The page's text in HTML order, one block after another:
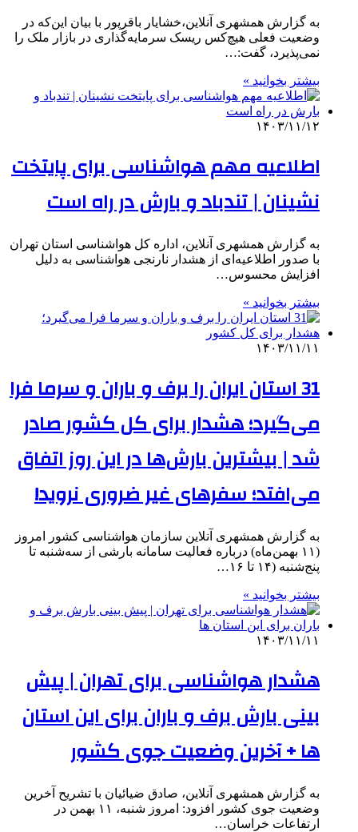
به گزارش همشهری آنلاین،خشایار باقرپور با بیان این‌که در
وضعیت فعلی هیچ‌کس ریسک سرمایه‌گذاری در بازار ملک را
نمی‌پذیرد، گفت:…
بیشتر بخوانید »
۱۴۰۳/۱۱/۱۲
اطلاعیه‌ مهم هواشناسی برای پایتخت
نشینان | تندباد و بارش در راه است
به گزارش همشهری آنلاین، اداره کل هواشناسی استان تهران
با صدور اطلاعیه‌ای از هشدار نارنجی هواشناسی به دلیل
افزایش محسوس…
بیشتر بخوانید »
۱۴۰۳/۱۱/۱۱
31 استان ایران را برف و باران و سرما فرا
می‌گیرد؛ هشدار برای کل کشور صادر
شد | بیشترین بارش‌ها در این روز اتفاق
می‌افتد؛ سفرهای غیر ضروری نروید!
به گزارش همشهری آنلاین سازمان هواشناسی کشور امروز
(۱۱ بهمن‌ماه) درباره فعالیت سامانه بارشی از سه‌شنبه تا
پنج‌شنبه (۱۴ تا ۱۶…
بیشتر بخوانید »
۱۴۰۳/۱۱/۱۱
هشدار هواشناسی برای تهران | پیش
بینی بارش برف و باران برای این استان
ها + آخرین وضعیت جوی کشور
به گزارش همشهری آنلاین، صادق ضیائیان با تشریح آخرین
وضعیت جوی کشور افزود: امروز شنبه، ۱۱ بهمن در
ارتفاعات خراسان…